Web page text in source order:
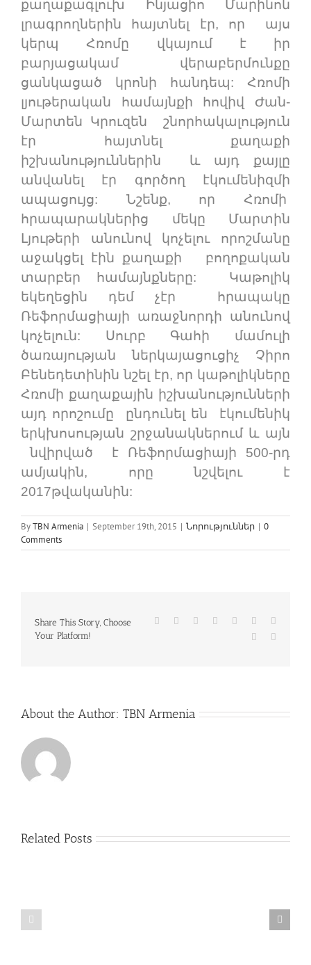
քաղաքագլուխ Ինյացիո Մարինոն
լրագրողներին հայտնել էր, որ այս
կերպ Հռոմը վկայում է իր
բարյացակամ վերաբերմունքը
ցանկացած կրոնի հանդեպ: Հռոմի
լյութերական համայնքի հովիվ Ժան-
Մարտեն Կրուզեն շնորհակալություն
էր հայտնել քաղաքի
իշխանություններին և այդ քայլը
անվանել էր գործող էկումենիզմի
ապացույց: Նշենք, որ Հռոմի
հրապարակներից մեկը Մարտին
Լյութերի անունով կոչելու որոշմանը
աջակցել էին քաղաքի բողոքական
տարբեր համայնքները: Կաթոլիկ
եկեղեցին դեմ չէր հրապակը
Ռեֆորմացիայի առաջնորդի անունով
կոչելուն: Սուրբ Գահի մամուլի
ծառայության ներկայացուցիչ Չիրո
Բենեդետինին նշել էր, որ կաթոլիկները
Հռոմի քաղաքային իշխանությունների
այդ որոշումը ընդունել են էկումենիկ
երկխոսության շրջանակներում և այն
նվիրված է Ռեֆորմացիայի 500-րդ
ամյակին, որը նշվելու է
2017թվականին:
ByTBN Armenia | September 19th, 2015 | Նորություններ | 0
Comments
Share This Story, Choose
Your Platform!
Facebook
Twitter Reddit LinkedInWhatsApp
Tumblr
About the Author: TBN Armenia
Related Posts